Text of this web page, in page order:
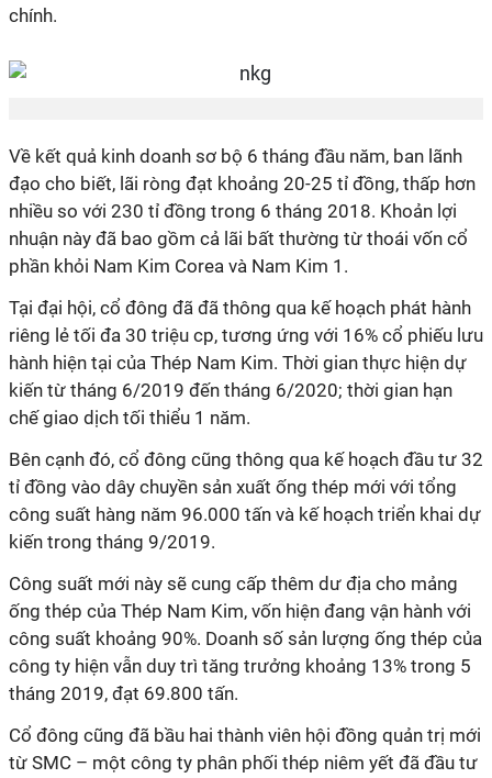
chính.
Về kết quả kinh doanh sơ bộ 6 tháng đầu năm, ban lãnh
đạo cho biết, lãi ròng đạt khoảng 20-25 tỉ đồng, thấp hơn
nhiều so với 230 tỉ đồng trong 6 tháng 2018. Khoản lợi
nhuận này đã bao gồm cả lãi bất thường từ thoái vốn cổ
phần khỏi Nam Kim Corea và Nam Kim 1.
Tại đại hội, cổ đông đã đã thông qua kế hoạch phát hành
riêng lẻ tối đa 30 triệu cp, tương ứng với 16% cổ phiếu lưu
hành hiện tại của Thép Nam Kim. Thời gian thực hiện dự
kiến từ tháng 6/2019 đến tháng 6/2020; thời gian hạn
chế giao dịch tối thiểu 1 năm.
Bên cạnh đó, cổ đông cũng thông qua kế hoạch đầu tư 32
tỉ đồng vào dây chuyền sản xuất ống thép mới với tổng
công suất hàng năm 96.000 tấn và kế hoạch triển khai dự
kiến trong tháng 9/2019.
Công suất mới này sẽ cung cấp thêm dư địa cho mảng
ống thép của Thép Nam Kim, vốn hiện đang vận hành với
công suất khoảng 90%. Doanh số sản lượng ống thép của
công ty hiện vẫn duy trì tăng trưởng khoảng 13% trong 5
tháng 2019, đạt 69.800 tấn.
Cổ đông cũng đã bầu hai thành viên hội đồng quản trị mới
từ SMC – một công ty phân phối thép niêm yết đã đầu tư